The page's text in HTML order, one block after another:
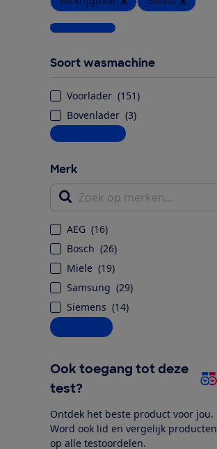
Wis alle filters
Soort wasmachine
Voorlader (151)
Bovenlader (3)
Meer informatie
Merk
Zoek op merken...
AEG (16)
Bosch (26)
Miele (19)
Samsung (29)
Siemens (14)
Alle opties
Ook toegang tot deze
test?
Ontdek het beste product voor jou.
Word ook lid en vergelijk producten
op alle testoordelen.